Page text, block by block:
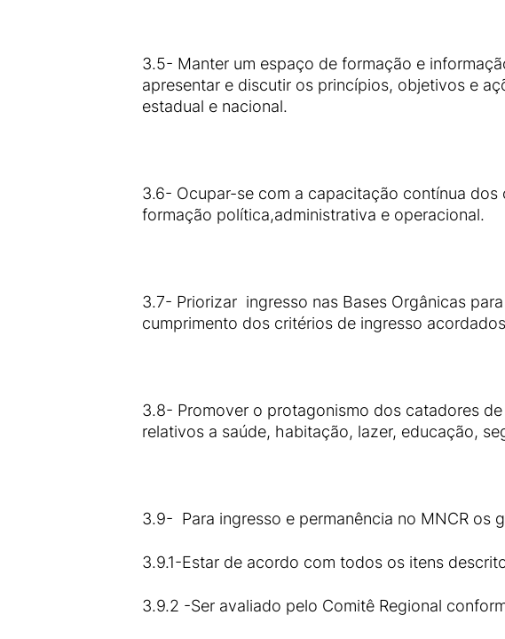
3.5- Manter um espaço de formação e
apresentar e discutir os princípios, objetivos e
estadual e nacional.
3.6- Ocupar-se com a capacitação contínua
formação política,administrativa e operacional.
3.7- Priorizar ingresso nas Bases Orgânicas
cumprimento dos critérios de ingresso
3.8- Promover o protagonismo dos catadores
relativos a saúde, habitação, lazer, educação,
3.9- Para ingresso e permanência no MNCR os
3.9.1-Estar de acordo com todos os itens
3.9.2 -Ser avaliado pelo Comitê Regional